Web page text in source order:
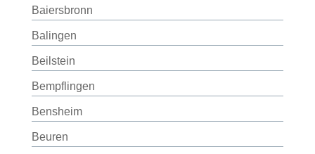
Baiersbronn
Balingen
Beilstein
Bempflingen
Bensheim
Beuren